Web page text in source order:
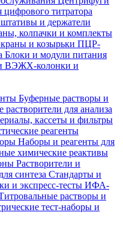
титратора
и держатели
колпачки и комплекты
и козырьки ПЦР-
Блоки и модули питания
ВЭЖХ-колонки и
Буферные растворы и
для анализа
кассеты и фильтры
реагенты
Наборы и реагенты для
химические реактивы
Растворители и
синтеза Стандарты и
и экспресс-тесты ИФА-
растворы и
тест-наборы и